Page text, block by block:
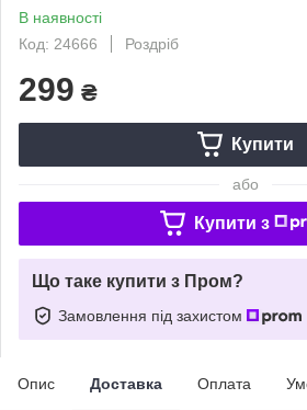
В наявності
Код: 24666
Роздріб
299 ₴
Купити
або
Купити з
Що таке купити з Пром?
Замовлення під захистом
Опис Доставка Оплата